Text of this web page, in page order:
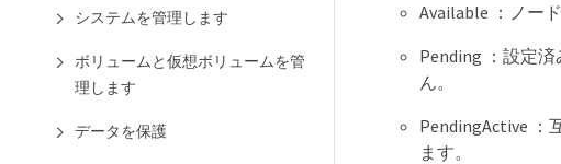
システムを管理します
ボリュームと仮想ボリュームを管
理します
データを保護
Available ：ノー
Pending ：設定
ん。
PendingActive ：
ます。